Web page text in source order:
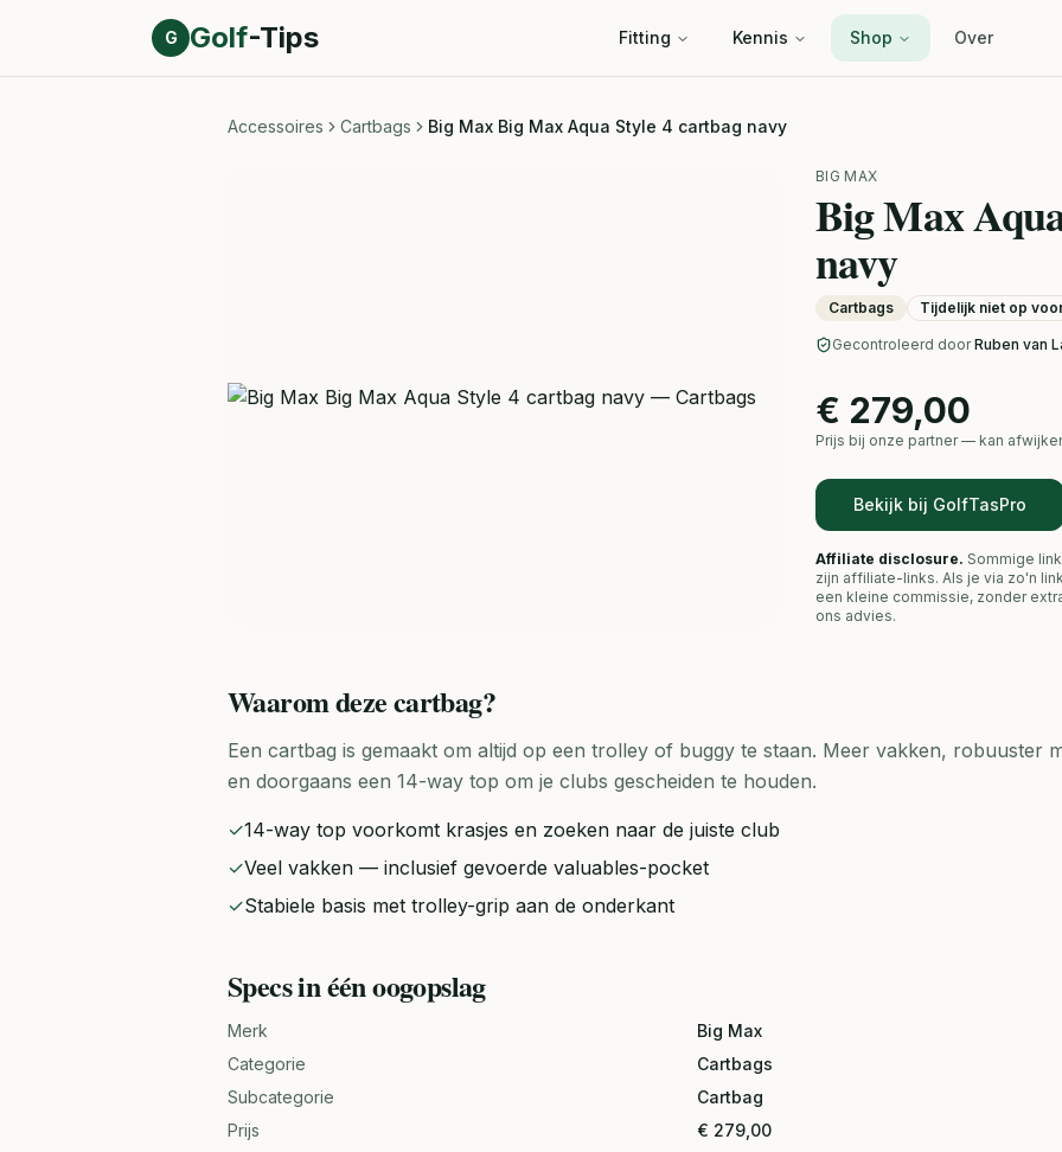
Direct naar inhoud
G Golf-Tips Fitting Kennis Shop Over
Accessoires Cartbags Big Max Big Max Aqua Style 4 cartbag navy
BIG MAX
Big Max
navy
Cartbags Tijdelijk niet op
Gecontroleerd door Ruben van
€ 279,00
Prijs bij onze partner — kan
Bekijk bij GolfTasPro
Affiliate disclosure. Sommige
zijn affiliate-links. Als je via zo'n
een kleine commissie, zonder
ons advies.
Waarom dezecartbag?
Een cartbag is gemaakt om altijd op een trolley of buggy te staan. Meer vakken, robuuster
en doorgaans een 14-way top om je clubs gescheiden te houden.
✓14-way top voorkomt krasjes en zoeken naar de juiste club
✓Veel vakken — inclusief gevoerde valuables-pocket
✓Stabiele basis met trolley-grip aan de onderkant
Specs in één oogopslag
Merk
Big Max
Categorie
Cartbags
Subcategorie
Cartbag
Prijs
€ 279,00